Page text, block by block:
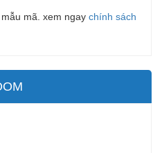
mã. xem ngay chính sách